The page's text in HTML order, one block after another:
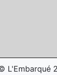
L'Embarqué